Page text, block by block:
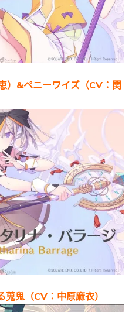
）&ペニーワイズ（CV：関
鬼（CV：中原麻衣）